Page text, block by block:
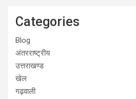
Categories
Blog
अंतरराष्ट्रीय
उत्तराखण्ड
खेल
गढ़वाली